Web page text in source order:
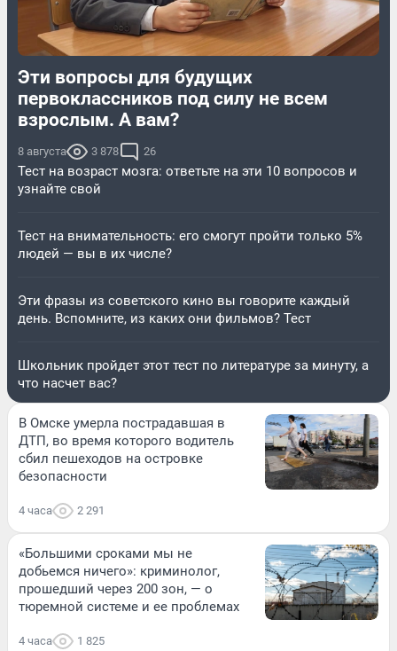
Эти вопросы для будущих
первоклассников под силу не всем
взрослым. А вам?
8 августа 3 878 26
Тест на возраст мозга: ответьте на эти 10 вопросов и
узнайте свой
Тест на внимательность: его смогут пройти только 5%
людей — вы в их числе?
Эти фразы из советского кино вы говорите каждый
день. Вспомните, из каких они фильмов? Тест
Школьник пройдет этот тест по литературе за минуту, а
что насчет вас?
В Омске умерла пострадавшая в
ДТП, во время которого водитель
сбил пешеходов на островке
безопасности
4 часа 2 291
«Большими сроками мы не
добьемся ничего»: криминолог,
прошедший через 200 зон, — о
тюремной системе и ее проблемах
4 часа 1 825